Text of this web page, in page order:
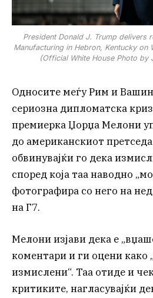
President Donald J. Trump delivers
Manufacturing in Hebron, Kentucky on
(Official White House Photo by
Односите меѓу Рим и
сериозна дипломатска
премиерка Џорџа Мелони
до американскиот
обвинувајќи го дека
според која таа наводно
фотографира со него на
на Г7.
Мелони изјави дека е
коментари и ги оцени како
измислени“. Таа отиде и
критиките, нагласувајќи